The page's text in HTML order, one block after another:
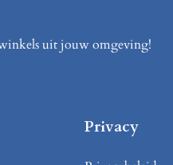
uit jouw omgeving!
Privacy